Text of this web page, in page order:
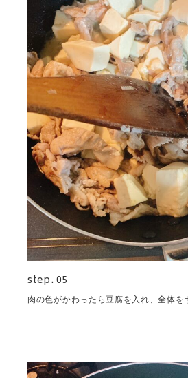
step. 05
肉の色がかわったら豆腐を入れ、全体を